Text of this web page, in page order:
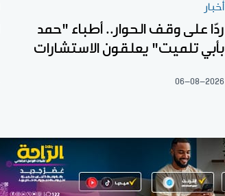
أخبار
ردّا على وقف الحوار.. أطباء "حمد
بأبي تلميت" يعلقون الاستشارات
06-08-2026